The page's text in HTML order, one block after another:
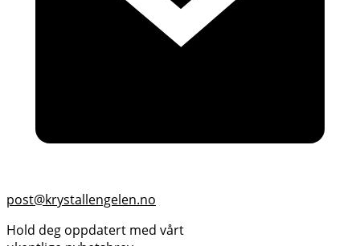
post@krystallengelen.no
Hold deg oppdatert med vårt